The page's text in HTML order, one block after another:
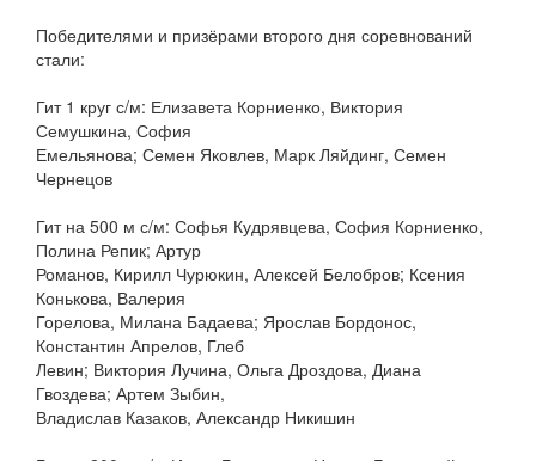
Победителями и призёрами второго дня соревнований
стали:
Гит 1 круг с/м: Елизавета Корниенко, Виктория
Семушкина, София
Емельянова; Семен Яковлев, Марк Ляйдинг, Семен
Чернецов
Гит на 500 м с/м: Софья Кудрявцева, София Корниенко,
Полина Репик; Артур
Романов, Кирилл Чурюкин, Алексей Белобров; Ксения
Конькова, Валерия
Горелова, Милана Бадаева; Ярослав Бордонос,
Константин Апрелов, Глеб
Левин; Виктория Лучина, Ольга Дроздова, Диана
Гвоздева; Артем Зыбин,
Владислав Казаков, Александр Никишин